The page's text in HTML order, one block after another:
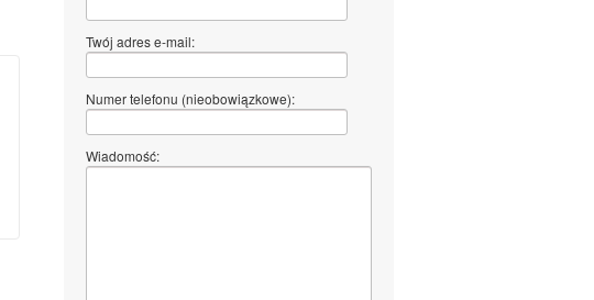
Twój adres e-mail:
Numer telefonu (nieobowiązkowe):
Wiadomość: